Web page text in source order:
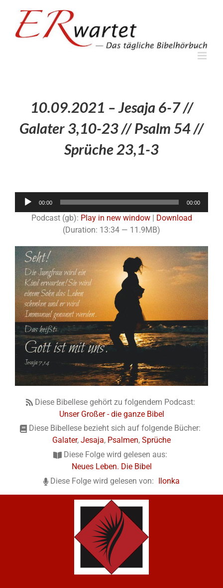
springen
10.09.2021 – Jesaja 6-7 //
Galater 3,10-23 // Psalm 54 //
Sprüche 23,1-3
Audio-
00:00 00:00
Podcast (gb): Play in new window|
Download
(Duration: 13:34 — 11.9MB)
Diese Bibellese gehört zu folgendem Podcast:
Unser Großer - die ganze Bibel
Diese Bibellese bezieht sich auf folgende Bücher:
Galater, Jesaja, Psalmen, Sprüche
Diese Folge wird gelesen aus:
Neues Leben. Die Bibel
Diese Folge wird gelesen von: Ilonka